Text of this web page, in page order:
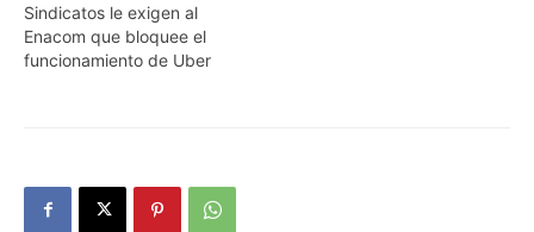
Sindicatos le exigen al
Enacom que bloquee el
funcionamiento de Uber